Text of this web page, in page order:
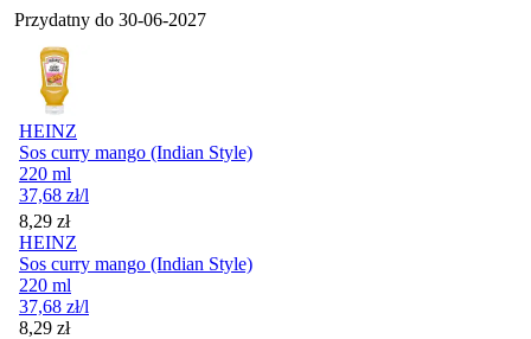
Przydatny do 30-06-2027
HEINZ
Sos curry mango (Indian Style)
220 ml
37,68 zł/l
Cena
8,29 zł
HEINZ
Sos curry mango (Indian Style)
220 ml
37,68 zł/l
Cena
8,29 zł